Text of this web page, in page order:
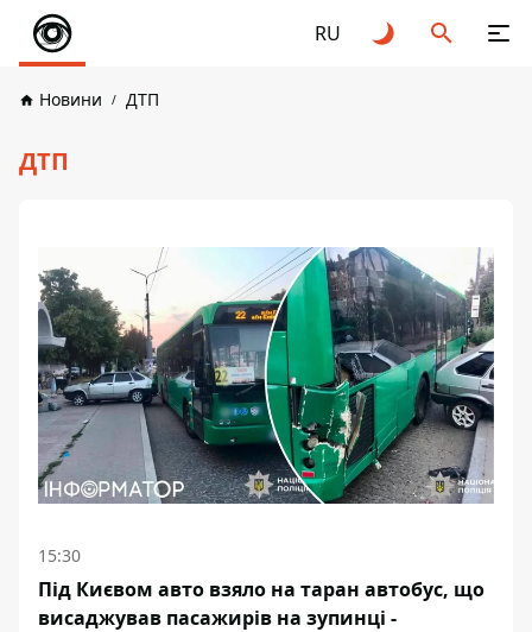
RU
Новини ДТП
ДТП
15:30
Під Києвом авто взяло на таран автобус, що
висаджував пасажирів на зупинці -